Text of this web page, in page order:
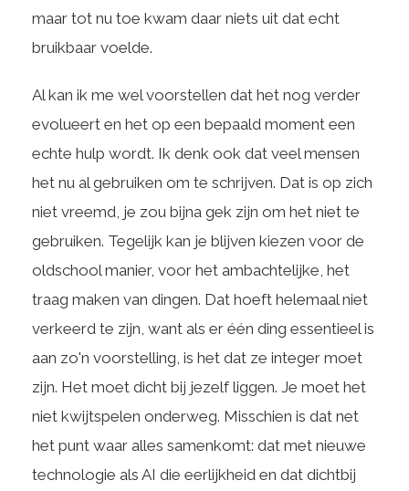
maar tot nu toe kwam daar niets uit dat echt
bruikbaar voelde.
Al kan ik me wel voorstellen dat het nog verder
evolueert en het op een bepaald moment een
echte hulp wordt. Ik denk ook dat veel mensen
het nu al gebruiken om te schrijven. Dat is op zich
niet vreemd, je zou bijna gek zijn om het niet te
gebruiken. Tegelijk kan je blijven kiezen voor de
oldschool manier, voor het ambachtelijke, het
traag maken van dingen. Dat hoeft helemaal niet
verkeerd te zijn, want als er één ding essentieel is
aan zo'n voorstelling, is het dat ze integer moet
zijn. Het moet dicht bij jezelf liggen. Je moet het
niet kwijtspelen onderweg. Misschien is dat net
het punt waar alles samenkomt: dat met nieuwe
technologie als AI die eerlijkheid en dat dichtbij